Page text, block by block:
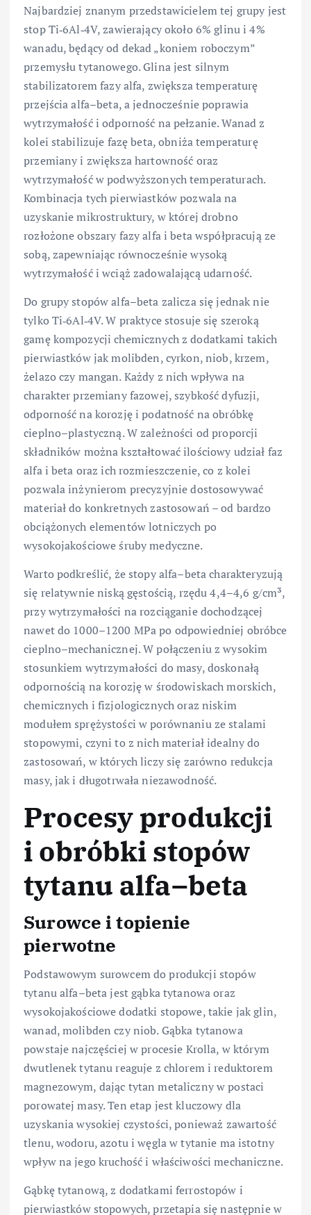
Najbardziej znanym przedstawicielem tej grupy jest
stop Ti‑6Al‑4V, zawierający około 6% glinu i 4%
wanadu, będący od dekad „koniem roboczym”
przemysłu tytanowego. Glina jest silnym
stabilizatorem fazy alfa, zwiększa temperaturę
przejścia alfa–beta, a jednocześnie poprawia
wytrzymałość i odporność na pełzanie. Wanad z
kolei stabilizuje fazę beta, obniża temperaturę
przemiany i zwiększa hartowność oraz
wytrzymałość w podwyższonych temperaturach.
Kombinacja tych pierwiastków pozwala na
uzyskanie mikrostruktury, w której drobno
rozłożone obszary fazy alfa i beta współpracują ze
sobą, zapewniając równocześnie wysoką
wytrzymałość i wciąż zadowalającą udarność.
Do grupy stopów alfa–beta zalicza się jednak nie
tylko Ti‑6Al‑4V. W praktyce stosuje się szeroką
gamę kompozycji chemicznych z dodatkami takich
pierwiastków jak molibden, cyrkon, niob, krzem,
żelazo czy mangan. Każdy z nich wpływa na
charakter przemiany fazowej, szybkość dyfuzji,
odporność na korozję i podatność na obróbkę
cieplno–plastyczną. W zależności od proporcji
składników można kształtować ilościowy udział faz
alfa i beta oraz ich rozmieszczenie, co z kolei
pozwala inżynierom precyzyjnie dostosowywać
materiał do konkretnych zastosowań – od bardzo
obciążonych elementów lotniczych po
wysokojakościowe śruby medyczne.
Warto podkreślić, że stopy alfa–beta charakteryzują
się relatywnie niską gęstością, rzędu 4,4–4,6 g/cm³,
przy wytrzymałości na rozciąganie dochodzącej
nawet do 1000–1200 MPa po odpowiedniej obróbce
cieplno–mechanicznej. W połączeniu z wysokim
stosunkiem wytrzymałości do masy, doskonałą
odpornością na korozję w środowiskach morskich,
chemicznych i fizjologicznych oraz niskim
modułem sprężystości w porównaniu ze stalami
stopowymi, czyni to z nich materiał idealny do
zastosowań, w których liczy się zarówno redukcja
masy, jak i długotrwała niezawodność.
Procesy produkcji
i obróbki stopów
tytanu alfa–beta
Surowce i topienie
pierwotne
Podstawowym surowcem do produkcji stopów
tytanu alfa–beta jest gąbka tytanowa oraz
wysokojakościowe dodatki stopowe, takie jak glin,
wanad, molibden czy niob. Gąbka tytanowa
powstaje najczęściej w procesie Krolla, w którym
dwutlenek tytanu reaguje z chlorem i reduktorem
magnezowym, dając tytan metaliczny w postaci
porowatej masy. Ten etap jest kluczowy dla
uzyskania wysokiej czystości, ponieważ zawartość
tlenu, wodoru, azotu i węgla w tytanie ma istotny
wpływ na jego kruchość i właściwości mechaniczne.
Gąbkę tytanową, z dodatkami ferrostopów i
pierwiastków stopowych, przetapia się następnie w